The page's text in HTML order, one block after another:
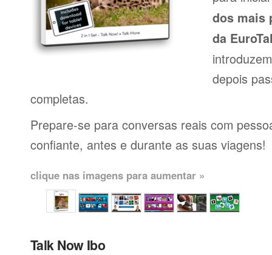
dos mais
da
depois
completas.
Prepare-se para conversas reais com
confiante, antes e durante as suas viagens!
clique nas imagens para aumentar »
Talk Now Ibo